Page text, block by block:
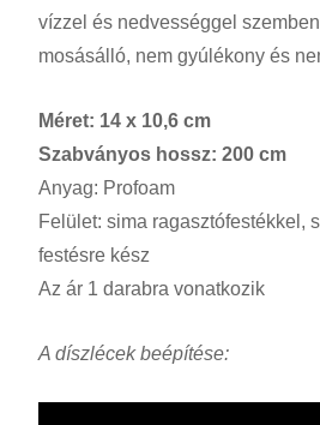
vízzel és nedvességgel
mosásálló, nem gyúlékony és
Méret: 14 x 10,6 cm
Szabványos hossz: 200 cm
Anyag: Profoam
Felület: sima ragasztófestékkel,
festésre kész
Az ár 1 darabra vonatkozik
A díszlécek beépítése: